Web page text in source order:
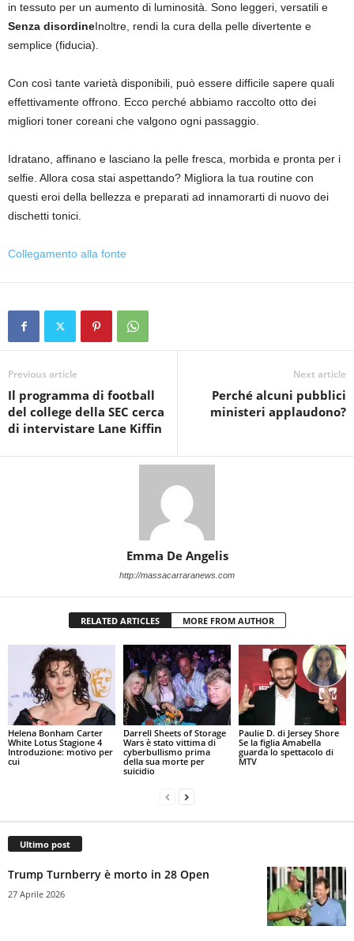
in tessuto per un aumento di luminosità. Sono leggeri, versatili e
Senza disordineInoltre, rendi la cura della pelle divertente e
semplice (fiducia).
Con così tante varietà disponibili, può essere difficile sapere quali
effettivamente offrono. Ecco perché abbiamo raccolto otto dei
migliori toner coreani che valgono ogni passaggio.
Idratano, affinano e lasciano la pelle fresca, morbida e pronta per i
selfie. Allora cosa stai aspettando? Migliora la tua routine con
questi eroi della bellezza e preparati ad innamorarti di nuovo dei
dischetti tonici.
Collegamento alla fonte
Previous article
Il programma di football
del college della SEC cerca
di intervistare Lane Kiffin
Next article
Perché alcuni pubblici
ministeri applaudono?
Emma De Angelis
http://massacarraranews.com
RELATED ARTICLES MORE FROM AUTHOR
Helena Bonham Carter
White Lotus Stagione 4
Introduzione: motivo per
cui
Darrell Sheets of Storage
Wars è stato vittima di
cyberbullismo prima
della sua morte per
suicidio
Paulie D. di Jersey Shore
Se la figlia Amabella
guarda lo spettacolo di
MTV
Ultimo post
Trump Turnberry è morto in 28 Open
27 Aprile 2026